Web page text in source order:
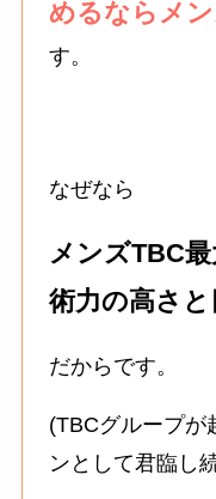
めるならメ
す。
なぜなら
メンズTBC
術力の高さと
だからです。
(TBCグループが
ンとして君臨し